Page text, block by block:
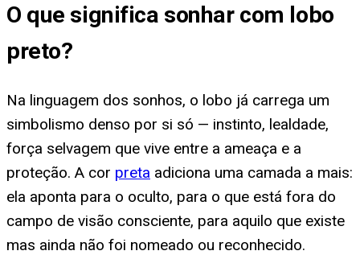
O que significa sonhar com lobo
preto?
Na linguagem dos sonhos, o lobo já carrega um
simbolismo denso por si só — instinto, lealdade,
força selvagem que vive entre a ameaça e a
proteção. A cor preta adiciona uma camada a mais:
ela aponta para o oculto, para o que está fora do
campo de visão consciente, para aquilo que existe
mas ainda não foi nomeado ou reconhecido.